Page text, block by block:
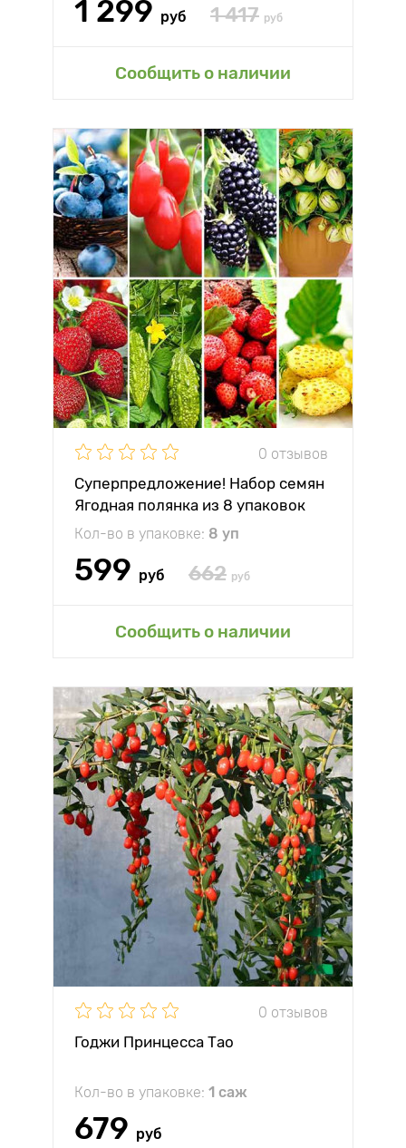
1 299 руб 1 417 руб
Сообщить о наличии
0 отзывов
Суперпредложение! Набор семян
Ягодная полянка из 8 упаковок
Кол-во в упаковке: 8 уп
599 руб 662 руб
Сообщить о наличии
0 отзывов
Годжи Принцесса Тао
Кол-во в упаковке: 1 саж
679 руб